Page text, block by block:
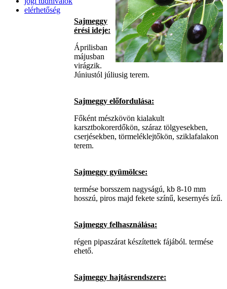
elérhetőség
Sajmeggy
érési ideje:
Áprilisban
májusban
virágzik.
Júniustól júliusig terem.
Sajmeggy előfordulása:
Főként mészkövön kialakult
karsztbokorerdőkön, száraz tölgyesekben,
cserjésekben, törmeléklejtőkön, sziklafalakon
terem.
Sajmeggy gyümölcse:
termése borsszem nagyságú, kb 8-10 mm
hosszú, piros majd fekete színű, kesernyés ízű.
Sajmeggy felhasználása:
régen pipaszárat készítettek fájából. termése
ehető.
Sajmeggy hajtásrendszere: